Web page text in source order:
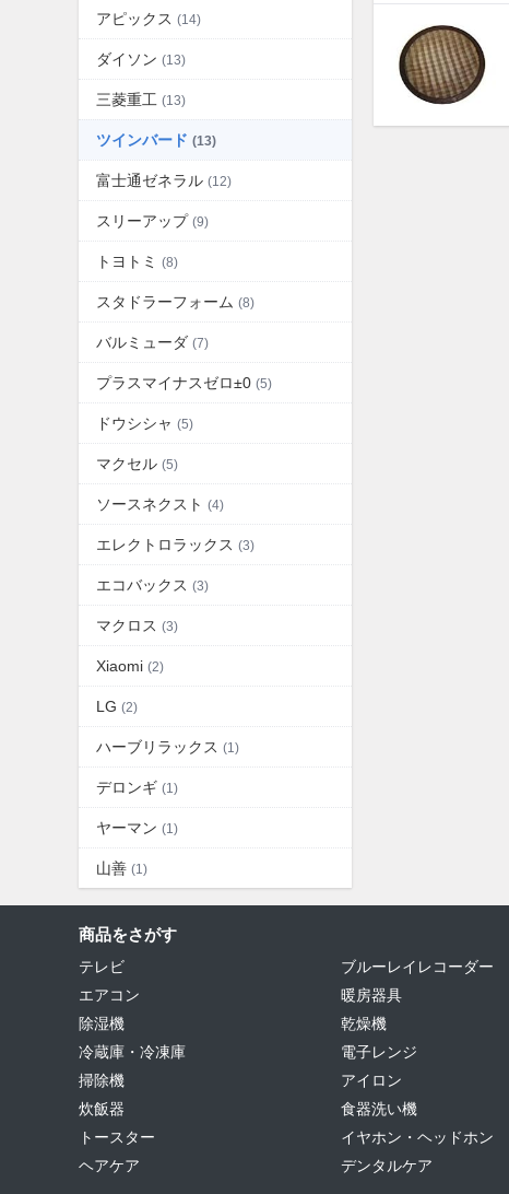
アピックス (14)
ダイソン (13)
三菱重工 (13)
ツインバード (13)
富士通ゼネラル (12)
スリーアップ (9)
トヨトミ (8)
スタドラーフォーム (8)
バルミューダ (7)
プラスマイナスゼロ±0 (5)
ドウシシャ (5)
マクセル (5)
ソースネクスト (4)
エレクトロラックス (3)
エコバックス (3)
マクロス (3)
Xiaomi (2)
LG (2)
ハーブリラックス (1)
デロンギ (1)
ヤーマン (1)
山善 (1)
商品をさがす
テレビ ブルーレイレコーダー
エアコン
暖房器具
除湿機
乾燥機
冷蔵庫・冷凍庫
電子レンジ
掃除機
アイロン
炊飯器
食器洗い機
トースター
イヤホン・ヘッドホン
ヘアケア
デンタルケア